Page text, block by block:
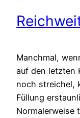
Manchmal,
auf den letzten
noch streichel,
Füllung
Normalerweise